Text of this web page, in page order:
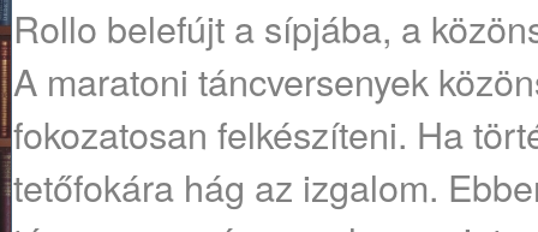
Rollo belefújt a sípjába, a
A maratoni táncversenyek
fokozatosan felkészíteni. Ha
tetőfokára hág az izgalom.